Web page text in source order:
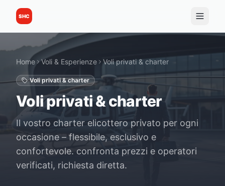
SHC
Home Voli & Esperienze Voli privati & charter
Voli privati & charter
Voli privati & charter
Il vostro charter elicottero privato per ogni
occasione – flessibile, esclusivo e
confortevole. confronta prezzi e operatori
verificati, richiesta diretta.